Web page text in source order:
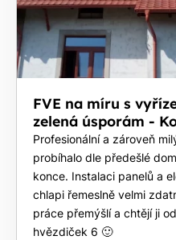
FVE na míru s
zelená úsporám -
Profesionální a zároveň
probíhalo dle předešlé
konce. Instalaci panelů a
chlapi řemeslně velmi
práce přemýšlí a chtějí ji
hvězdiček 6 🙂